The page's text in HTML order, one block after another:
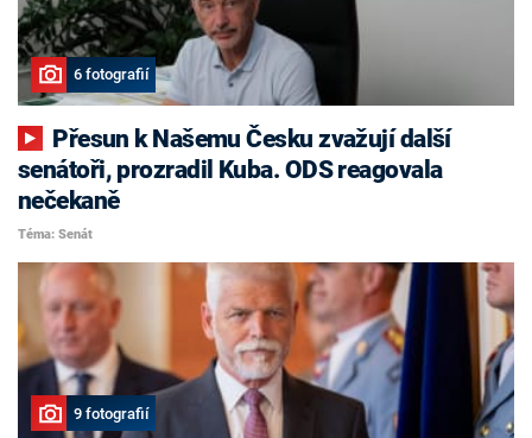
6 fotografií
senátoři, prozradil Kuba. ODS reagovala
nečekaně
Téma: Senát
9 fotografií